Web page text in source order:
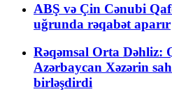
ABŞ və Çin Cənubi
uğrunda rəqabət aparır
Rəqəmsal Orta Dəhliz:
Azərbaycan Xəzərin
birləşdirdi